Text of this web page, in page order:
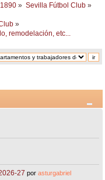
» Sevilla Fútbol Club »
»
remodelación, etc...
27 porasturgabriel